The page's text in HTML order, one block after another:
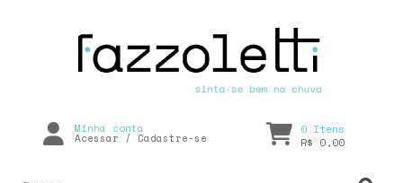
Minha conta
Acessar / Cadastre-se
0 Itens
R$ 0,00